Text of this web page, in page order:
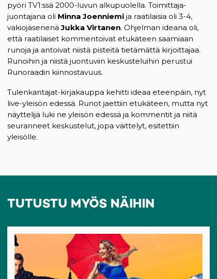
pyöri TV1:ssä 2000-luvun alkupuolella. Toimittaja-
juontajana oli Minna Joenniemi ja raatilaisia oli 3-4,
vakiojäsenenäJukka Virtanen. Ohjelman ideana oli,
että raatilaiset kommentoivat etukäteen saamiaan
runoja ja antoivat niistä pisteitä tietämättä kirjoittajaa.
Runoihin ja niistä juontuviin keskusteluihin perustui
Runoraadin kiinnostavuus.
Tulenkantajat-kirjakauppa kehitti ideaa eteenpäin, nyt
live-yleisön edessä. Runot jaettiin etukäteen, mutta nyt
näyttelijä luki ne yleisön edessä ja kommentit ja niitä
seuranneet keskustelut, jopa väittelyt, esitettiin
yleisölle.
TUTUSTU MYÖS NÄIHIN